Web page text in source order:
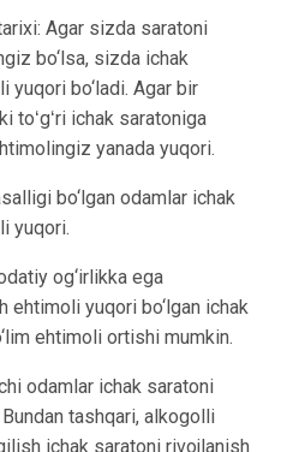
Agar sizda saratoni
bo‘lsa, sizda ichak
yuqori bo‘ladi. Agar bir
toʻgʻri ichak saratoniga
yanada yuqori.
bo‘lgan odamlar ichak
yuqori.
og‘irlikka ega
ehtimoli yuqori bo‘lgan ichak
ehtimoli ortishi mumkin.
odamlar ichak saratoni
tashqari, alkogolli
ichak saratoni rivojlanish